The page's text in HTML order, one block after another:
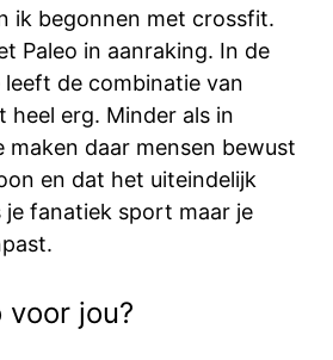
ik begonnen met crossfit.
Paleo in aanraking. In de
de combinatie van
heel erg. Minder als in
maken daar mensen bewust
en dat het uiteindelijk
je fanatiek sport maar je
voor jou?